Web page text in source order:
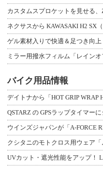
ネクサスから KAWASAKI H2 SX
バイク用品情報
デイトナから「HOT GRIP
QSTARZ の GPSラップタイマー
ウインズジャパンが「A-FORCE